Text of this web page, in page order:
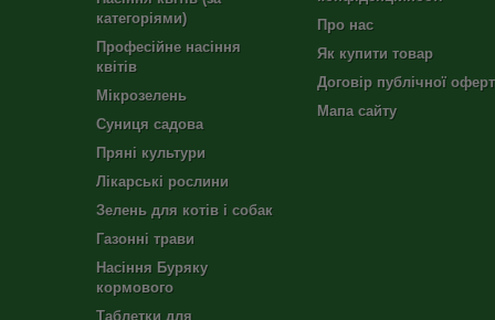
категоріями)
Професійне насіння
квітів
Мікрозелень
Суниця садова
Пряні культури
Лікарські рослини
Зелень для котів і собак
Газонні трави
Насіння Буряку
кормового
Таблетки для
Про нас
Як купити товар
Договір публічної
Мапа сайту